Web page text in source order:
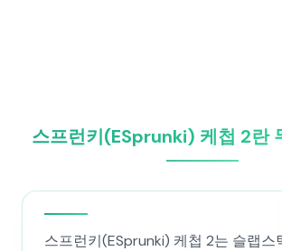
스프런키(ESprunki) 케첩 2란
스프런키(ESprunki) 케첩 2는 슬랩스